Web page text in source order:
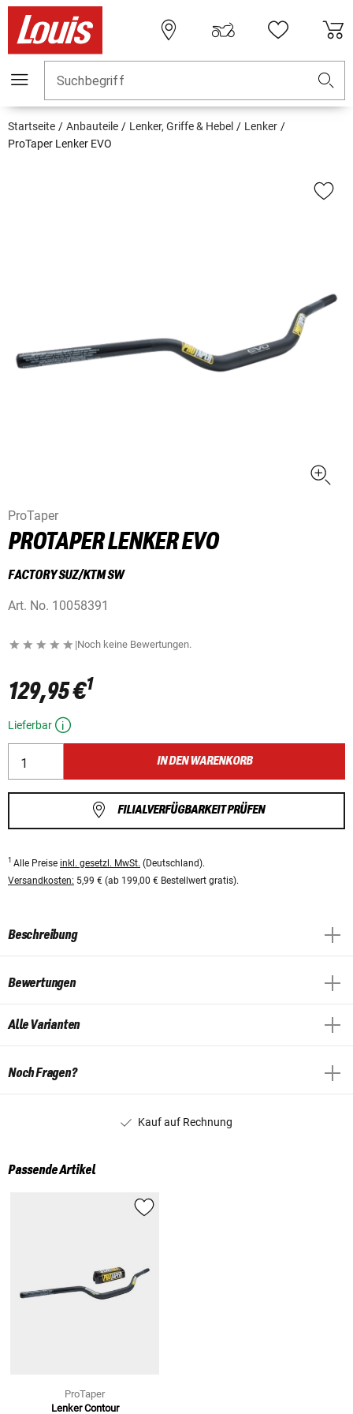
Suchbegriff
Startseite Anbauteile Lenker, Griffe & Hebel
Lenker
ProTaper Lenker EVO
ProTaper
PROTAPER LENKER EVO
FACTORY SUZ/KTM SW
Art. No. 10058391
|Noch keine Bewertungen.
129,95 €1
Lieferbar
IN DEN WARENKORB
FILIALVERFÜGBARKEIT PRÜFEN
1 Alle Preise inkl. gesetzl. MwSt. (Deutschland).
Versandkosten: 5,99 € (ab 199,00 € Bestellwert gratis).
Beschreibung
Bewertungen
Alle Varianten
Noch Fragen?
Kauf auf Rechnung
Passende Artikel
ProTaper
Lenker Contour